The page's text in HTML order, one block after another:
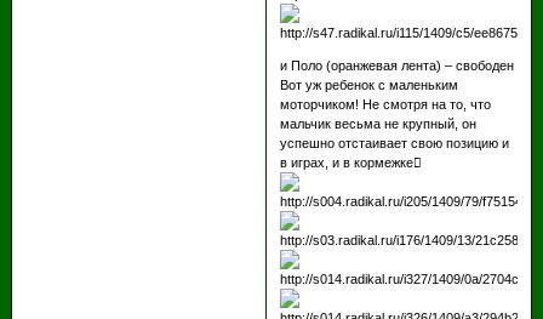
и Поло (оранжевая лента) – свободен
Вот уж ребенок с маленьким
моторчиком! Не смотря на то, что
мальчик весьма не крупный, он
успешно отстаивает свою позицию и
в играх, и в кормежке